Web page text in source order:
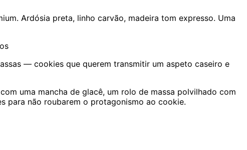
Ardósia preta, linho carvão, madeira tom expresso. Uma
— cookies que querem transmitir um aspeto caseiro e
uma mancha de glacê, um rolo de massa polvilhado com
para não roubarem o protagonismo ao cookie.